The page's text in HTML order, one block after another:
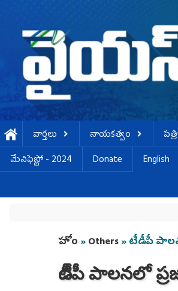
వార్తలు నాయకత్వం
మేనిఫెస్టో - 2024
Donate English
You are here
హోం »Others» టీడీపీ
టీడీపీ పాలనలో